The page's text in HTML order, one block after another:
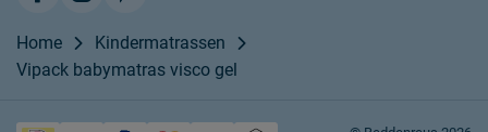
Home
Kindermatrassen
Vipack babymatras visco gel